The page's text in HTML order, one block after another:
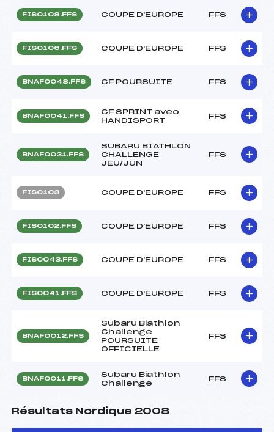
FIS0108.FFS COUPE D'EUROPE FFS
FIS0106.FFS COUPE D'EUROPE FFS
BNAF0048.FFS CF POURSUITE FFS
BNAF0041.FFS
CF SPRINT avec
HANDISPORT
FFS
BNAF0031.FFS
SUBARU BIATHLON
CHALLENGE
JEU/JUN
FFS
FIS0103 COUPE D'EUROPE FFS
FIS0102.FFS COUPE D'EUROPE FFS
FIS0043.FFS COUPE D'EUROPE FFS
FIS0041.FFS COUPE D'EUROPE FFS
BNAF0012.FFS
Subaru Biathlon
Challenge
POURSUITE
OFFICIELLE
FFS
BNAF0011.FFS
Subaru Biathlon
Challenge
FFS
Résultats Nordique 2008